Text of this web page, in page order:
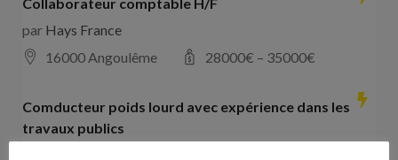
Collaborateur comptable H/F
par Hays France
16000 Angoulême
28000€ – 35000€
Comducteur poids lourd avec expérience dans les
travaux publics